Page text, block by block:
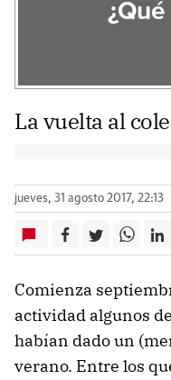
La vuelta al
jueves, 31 agosto 2017, 22:13
Comienza
actividad algunos
habían dado un
verano. Entre los